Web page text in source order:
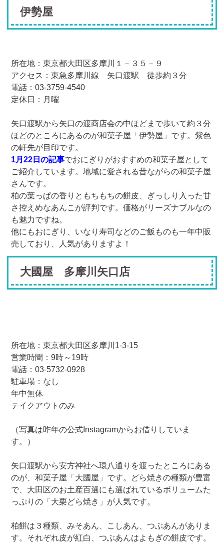
伊勢屋
所在地：東京都大田区多摩川１－３５－９
アクセス：東急多摩川線 矢口渡駅 徒歩約３分
電話：03-3759-4540
定休日：月曜
矢口渡駅から矢口の渡商店会の中ほどまで歩いて約３分
ほどのところにあるのが和菓子屋「伊勢屋」です。紫色
の軒先が目印です。
1月22日の記事でおにぎりがおすすめの和菓子屋として
ご紹介しています。地域に愛される昔ながらの和菓子屋
さんです。
柏の葉っぱの香りともちもちの餅皮、ぎっしり入った甘
さ控えめなあんこが評判です。価格がリーズナブルなの
も魅力ですね。
他にもおにぎり、いなり寿司などのご飯ものも一年中販
売しており、人気がありますよ！
大國屋 多摩川矢口店
所在地：東京都大田区多摩川1-3-15
営業時間：9時～19時
電話：03-5732-0928
駐車場：なし
年中無休
テイクアウトのみ
（写真は昨年の公式Instagramからお借りしていま
す。）
矢口渡駅から安方神社へ環八通りを渡ったところにある
のが、和菓子屋「大國屋」です。どら焼きの種類が豊富
で、大田区のお土産百選にも選ばれているボリュームた
っぷりの「大栗どら焼き」が人気です。
柏餅は３種類、みそあん、こしあん、つぶあんがありま
す。それぞれ皮が紅白、つぶあんはよもぎの餅皮です。